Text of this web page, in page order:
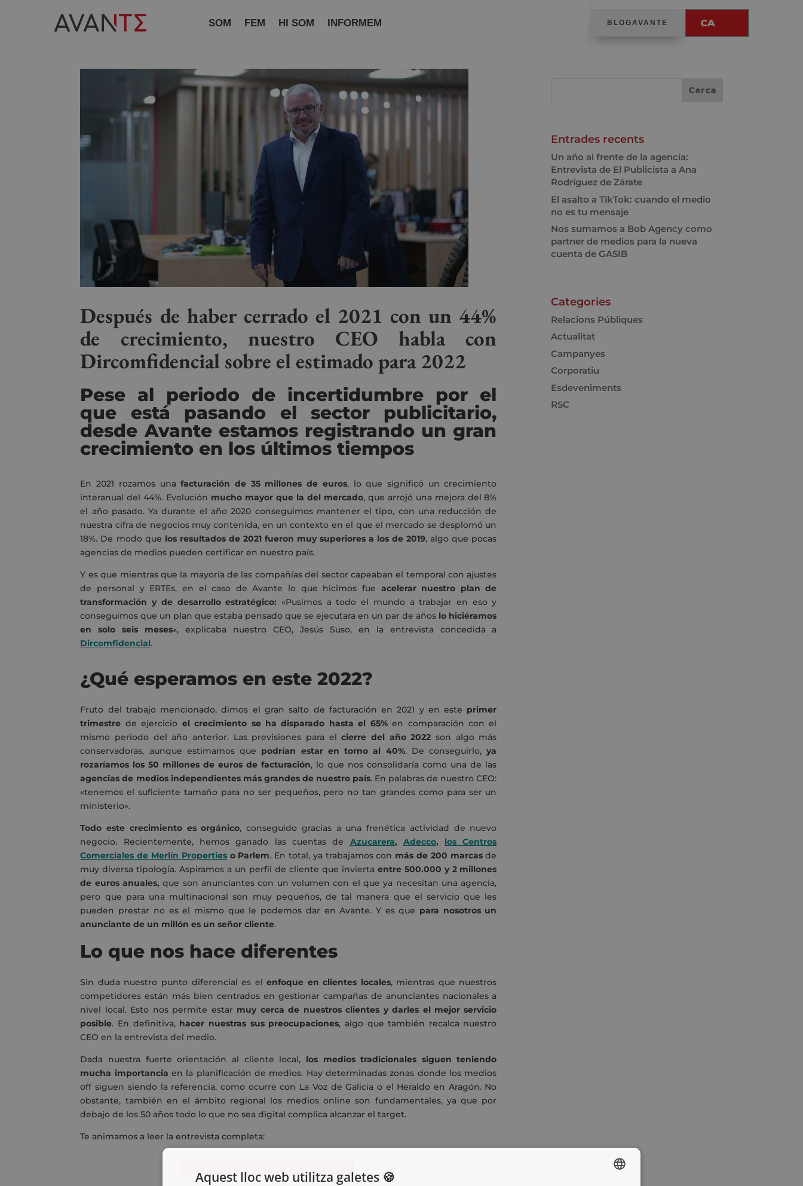
SOM FEM HI SOM INFORMEM BLOGAVANTE CA
Después de haber cerrado el 2021 con un 44%
de crecimiento, nuestro CEO habla con
Dircomfidencial sobre el estimado para 2022
Pese al periodo de incertidumbre por el
que está pasando el sector publicitario,
desde Avante estamos registrando un gran
crecimiento en los últimos tiempos
En 2021 rozamos unafacturación de 35 millones de euros, lo que significó uncrecimiento
interanual del 44%. Evolución mucho mayor que la del mercado, que arrojó una mejora del 8%
el año pasado. Ya durante el año 2020 conseguimos mantener el tipo, con una reducción de
nuestra cifra de negocios muy contenida, en un contexto en el que el mercado se desplomó un
18%. De modo que los resultados de 2021 fueron muy superiores a los de 2019, algo que pocas
agencias de medios pueden certificar en nuestro país.
Y es que mientras que la mayoría de las compañías del sector capeaban el temporal conajustes
de personal y ERTEs, en el caso de Avante lo que hicimos fue acelerar nuestro plan de
transformación y de desarrollo estratégico: «Pusimos a todo el mundo a trabajar en eso y
conseguimos que un plan que estaba pensado que se ejecutara en un par de años lo hiciéramos
en solo seis meses«, explicaba nuestro CEO, Jesús Suso, en la entrevista concedida a
Dircomfidencial.
¿Qué esperamos en este 2022?
Fruto del trabajo mencionado, dimos elgran salto de facturación en 2021 y en este primer
trimestre de ejercicio el crecimiento se ha disparado hasta el 65% en comparación con el
mismo periodo del año anterior. Las previsiones para elcierre del año 2022 son algo más
conservadoras, aunque estimamos que podrían estar en torno al 40%. De conseguirlo,ya
rozaríamos los 50 millones de euros de facturación, lo que nos consolidaría como una de las
agencias de medios independientes más grandes de nuestro país. En palabras de nuestro CEO:
«tenemos el suficiente tamaño para no ser pequeños, pero no tan grandes como para ser un
ministerio».
Todo este crecimiento es orgánico, conseguido gracias a una frenética actividad de nuevo
negocio. Recientemente, hemos ganado las cuentas de Azucarera, Adecco, los Centros
Comerciales de Merlín Propertieso Parlem. En total, ya trabajamos con más de 200 marcasde
muy diversa tipología. Aspiramos a un perfil de cliente que invierta entre 500.000 y 2 millones
de euros anuales,que son anunciantes con un volumen con el que ya necesitan una agencia,
pero que para una multinacional son muy pequeños, de tal manera que el servicio que les
pueden prestar no es el mismo que le podemos dar en Avante. Y es que para nosotros un
anunciante de un millón es un señor cliente.
Lo que nos hace diferentes
Sin duda nuestro punto diferencial es el enfoque en clientes locales, mientras que nuestros
competidores están más bien centrados en gestionar campañas de anunciantes nacionales a
nivel local. Esto nos permite estar muy cerca de nuestros clientes y darles el mejor servicio
posible. En definitiva, hacer nuestras sus preocupaciones, algo que también recalca nuestro
CEO en la entrevista del medio.
Dada nuestra fuerte orientación al cliente local, los medios tradicionales siguen teniendo
mucha importancia en la planificación de medios. Hay determinadas zonas donde los medios
off siguen siendo la referencia, como ocurre con La Voz de Galicia o el Heraldo en Aragón. No
obstante, también en el ámbito regional los medios online son fundamentales, ya que por
debajo de los 50 años todo lo que no sea digital complica alcanzar el target.
Te animamos a leer la entrevista completa:
Entrades recents
Un año al frente de la agencia:
Entrevista de El Publicista a Ana
Rodríguez de Zárate
El asalto a TikTok: cuando el medio
no es tu mensaje
Nos sumamos a Bob Agency como
partner de medios para la nueva
cuenta de GASIB
Categories
Relacions Públiques
Actualitat
Campanyes
Corporatiu
Esdeveniments
RSC
Aquest lloc web utilitza galetes 🍪